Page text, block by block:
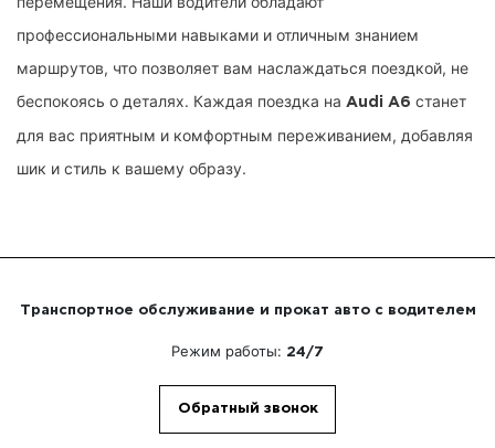
профессиональными навыками и отличным знанием
маршрутов, что позволяет вам наслаждаться поездкой, не
беспокоясь о деталях. Каждая поездка на Audi A6 станет
для вас приятным и комфортным переживанием, добавляя
шик и стиль к вашему образу.
Транспортное обслуживание и прокат авто с водителем
Режим работы: 24/7
Обратный звонок